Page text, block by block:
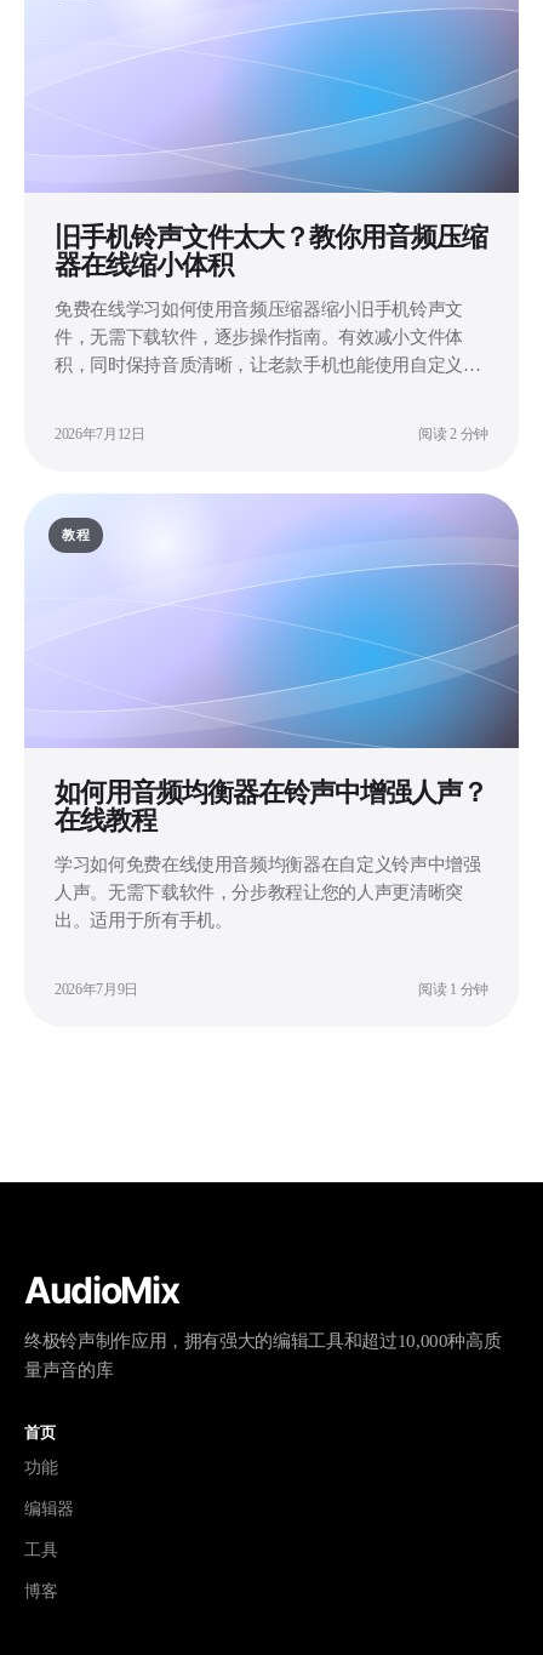
旧手机铃声文件太大？教你用音频压缩
器在线缩小体积
免费在线学习如何使用音频压缩器缩小旧手机铃声文
件，无需下载软件，逐步操作指南。有效减小文件体
积，同时保持音质清晰，让老款手机也能使用自定义铃
2026年7月12日 阅读 2 分钟
教程
如何用音频均衡器在铃声中增强人声？
在线教程
学习如何免费在线使用音频均衡器在自定义铃声中增强
人声。无需下载软件，分步教程让您的人声更清晰突
出。适用于所有手机。
2026年7月9日 阅读 1 分钟
AudioMix
终极铃声制作应用，拥有强大的编辑工具和超过10,000种高质
量声音的库
首页
功能
编辑器
工具
博客